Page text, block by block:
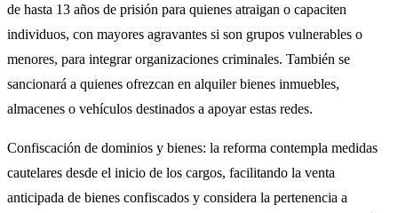
de hasta 13 años de prisión para quienes atraigan o capaciten
individuos, con mayores agravantes si son grupos vulnerables o
menores, para integrar organizaciones criminales. También se
sancionará a quienes ofrezcan en alquiler bienes inmuebles,
almacenes o vehículos destinados a apoyar estas redes.
Confiscación de dominios y bienes: la reforma contempla medidas
cautelares desde el inicio de los cargos, facilitando la venta
anticipada de bienes confiscados y considera la pertenencia a